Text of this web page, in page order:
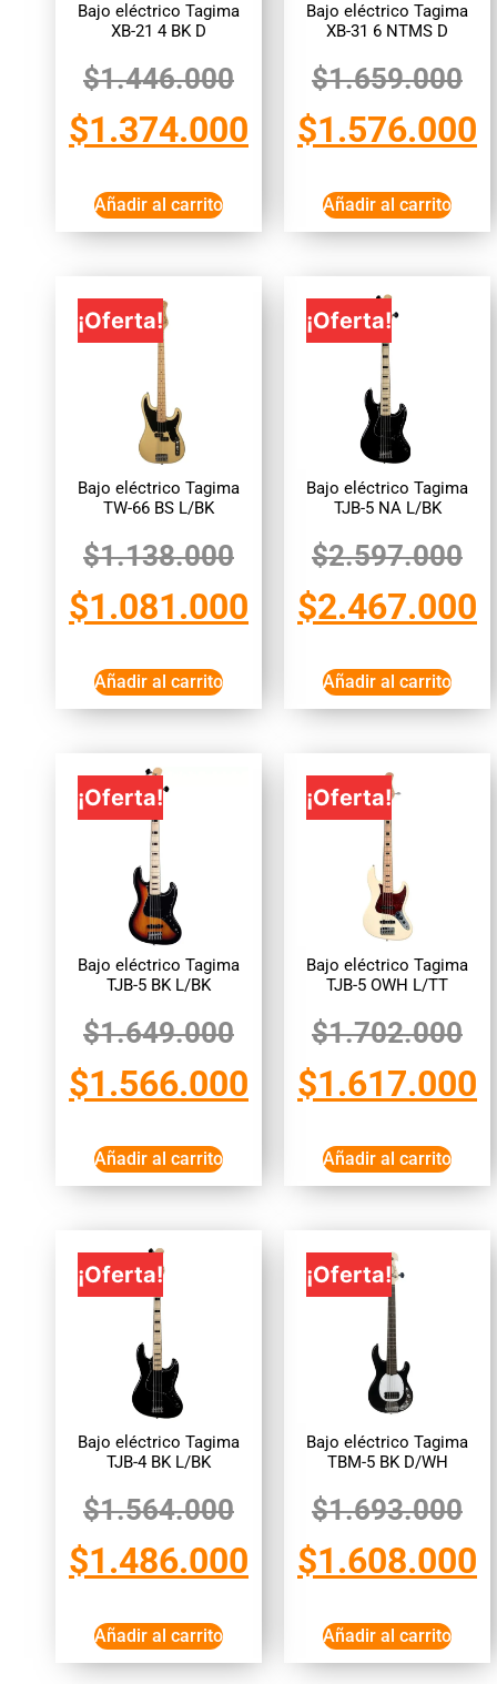
Bajo eléctrico Tagima
XB-21 4 BK D
$1.446.000
$1.374.000
Añadir al carrito
Bajo eléctrico Tagima
XB-31 6 NTMS D
$1.659.000
$1.576.000
Añadir al carrito
¡Oferta!
Bajo eléctrico Tagima
TW-66 BS L/BK
$1.138.000
$1.081.000
Añadir al carrito
¡Oferta!
Bajo eléctrico Tagima
TJB-5 NA L/BK
$2.597.000
$2.467.000
Añadir al carrito
¡Oferta!
Bajo eléctrico Tagima
TJB-5 BK L/BK
$1.649.000
$1.566.000
Añadir al carrito
¡Oferta!
Bajo eléctrico Tagima
TJB-5 OWH L/TT
$1.702.000
$1.617.000
Añadir al carrito
¡Oferta!
Bajo eléctrico Tagima
TJB-4 BK L/BK
$1.564.000
$1.486.000
Añadir al carrito
¡Oferta!
Bajo eléctrico Tagima
TBM-5 BK D/WH
$1.693.000
$1.608.000
Añadir al carrito